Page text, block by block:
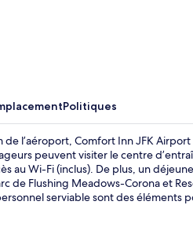
Politiques
de l’aéroport, Comfort Inn JFK
peuvent visiter le centre
au Wi-Fi (inclus). De plus, un
de Flushing Meadows-Corona et
serviable sont des éléments